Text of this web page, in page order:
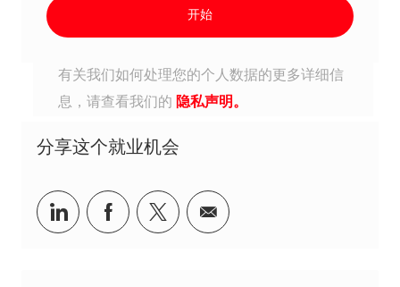
开始
有关我们如何处理您的个人数据的更多详细信
息，请查看我们的 隐私声明。
分享这个就业机会
分享到Linkedin
分享到Facebook
分享到Twitter
分享到电子邮件